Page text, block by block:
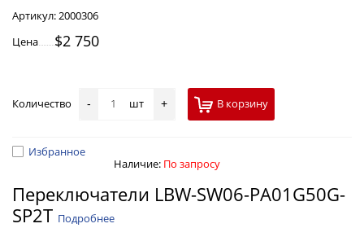
Артикул:2000306
Цена
$2 750
Количество - шт + В корзину
Избранное
Наличие: По запросу
Переключатели LBW-SW06-PA01G50G-
SP2T Подробнее